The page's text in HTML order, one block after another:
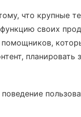
что крупные
своих
планировать